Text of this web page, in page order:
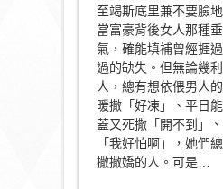
至竭斯底里兼不要臉
當富豪背後女人那種
氣，確能填補曾經捱
過的缺失。但無論幾
人，總有想依偎男人
暖撒「好凍」、平日
蓋又死撒「開不到」
「我好怕啊」，她們
撒撒嬌的人。可是…